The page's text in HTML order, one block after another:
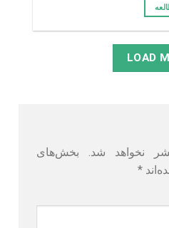
LOAD
نخواهد شد.
بخش‌های
*